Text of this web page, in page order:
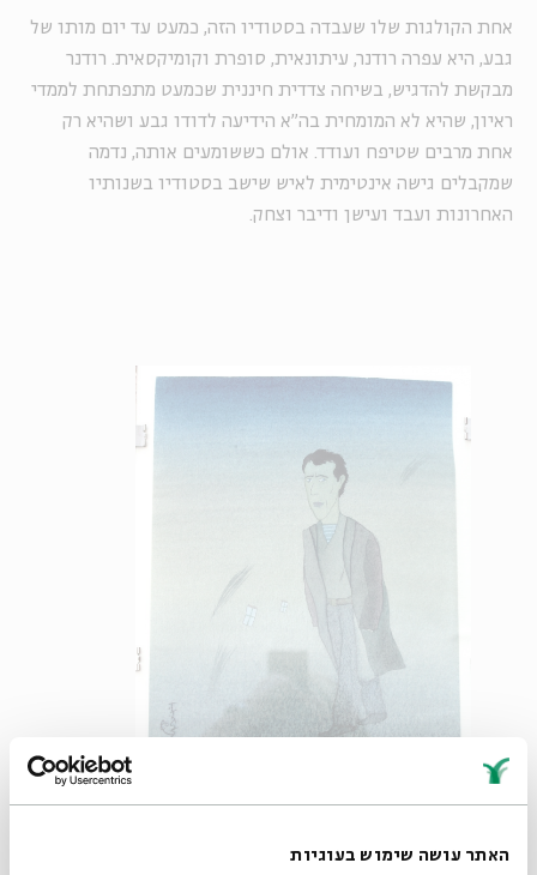
האתר עושה שימוש בעוגיות
אחת הקולגות שלו שעבדה בסטודיו הזה, כמעט עד יום מותו של
גבע, היא עפרה רודנר, עיתונאית, סופרת וקומיקסאית. רודנר
מבקשת להדגיש, בשיחה צדדית חיננית שכמעט מתפתחת לממדי
ראיון, שהיא לא המומחית בה"א הידיעה לדודו גבע ושהיא רק
אחת מרבים שטיפח ועודד. אולם כששומעים אותה, נדמה
שמקבלים גישה אינטימית לאיש שישב בסטודיו בשנותיו
האחרונות ועבד ועישן ודיבר וצחק.